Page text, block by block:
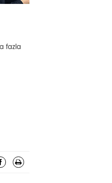
fazla